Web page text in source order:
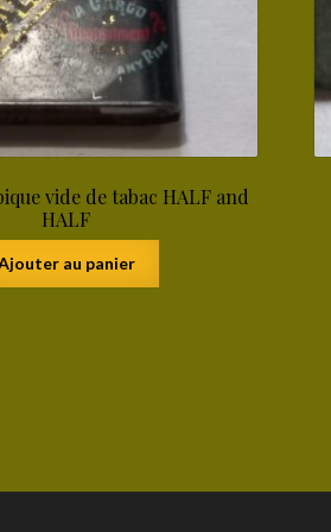
vide de tabac HALF and
HALF
au panier